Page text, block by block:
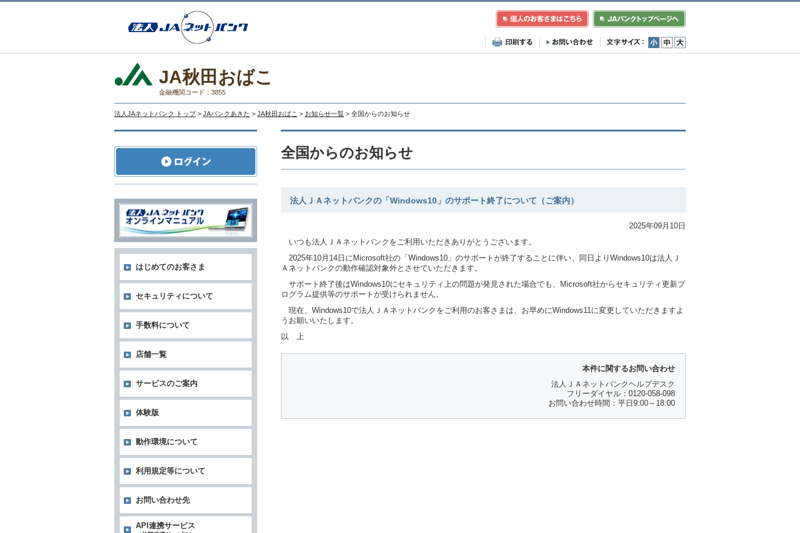
小 中 大
JA秋田おばこ
金融機関コード：3855
法人JAネットバンク トップ > JAバンクあきた > JA秋田おばこ > お知らせ一覧 > 全国からのお知らせ
全国からのお知らせ
法人ＪＡネットバンクの「Windows10」のサポート終了について（ご案内）
2025年09月10日
いつも法人ＪＡネットバンクをご利用いただきありがとうございます。
2025年10月14日にMicrosoft社の「Windows10」のサポートが終了することに伴い、同日よりWindows10は法人Ｊ
Ａネットバンクの動作確認対象外とさせていただきます。
サポート終了後はWindows10にセキュリティ上の問題が発見された場合でも、Microsoft社からセキュリティ更新プ
ログラム提供等のサポートが受けられません。
現在、Windows10で法人ＪＡネットバンクをご利用のお客さまは、お早めにWindows11に変更していただきますよ
うお願いいたします。
以 上
本件に関するお問い合わせ
法人ＪＡネットバンクヘルプデスク
フリーダイヤル：0120-058-098
お問い合わせ時間：平日9:00～18:00
はじめてのお客さま
セキュリティについて
手数料について
店舗一覧
サービスのご案内
体験版
動作環境について
利用規定等について
お問い合わせ先
API連携サービス